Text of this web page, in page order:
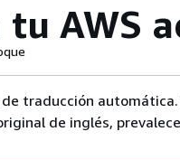
AWS
traducción automática.
de inglés,